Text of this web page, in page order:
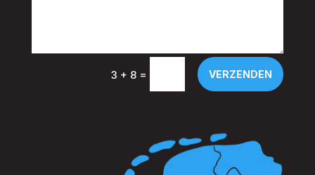
3 + 8 = VERZENDEN